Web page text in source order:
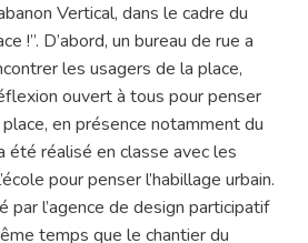
Vertical, dans le cadre du
!”. D’abord, un bureau de rue a
les usagers de la place,
ouvert à tous pour penser
en présence notamment du
été réalisé en classe avec les
pour penser l’habillage urbain.
par l’agence de design participatif
temps que le chantier du